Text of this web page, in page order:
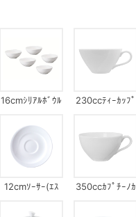
16cmｼﾘｱﾙﾎﾞｳﾙ
230ccﾃｨｰｶｯﾌﾟ
12cmｿｰｻｰ(ｴｽ
350ccｶﾌﾟﾁｰﾉｶ